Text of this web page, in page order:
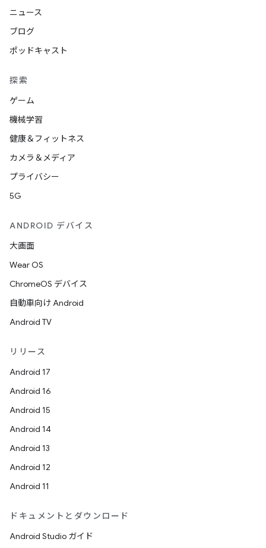
ニュース
ブログ
ポッドキャスト
探索
ゲーム
機械学習
健康＆フィットネス
カメラ＆メディア
プライバシー
5G
ANDROID デバイス
大画面
Wear OS
ChromeOS デバイス
自動車向け Android
Android TV
リリース
Android 17
Android 16
Android 15
Android 14
Android 13
Android 12
Android 11
ドキュメントとダウンロード
Android Studio ガイド